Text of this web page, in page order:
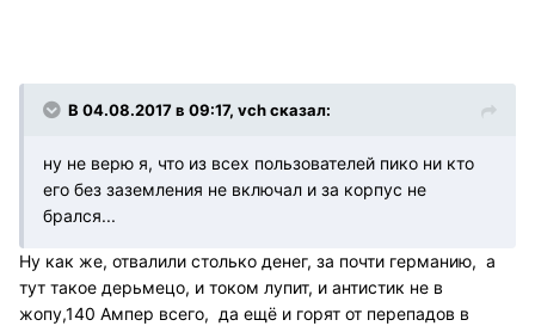
В 04.08.2017 в 09:17, vch сказал:
ну не верю я, что из всех пользователей пико ни кто
его без заземления не включал и за корпус не
брался...
Ну как же, отвалили столько денег, за почти германию, а
тут такое дерьмецо, и током лупит, и антистик не в
жопу,140 Ампер всего, да ещё и горят от перепадов в